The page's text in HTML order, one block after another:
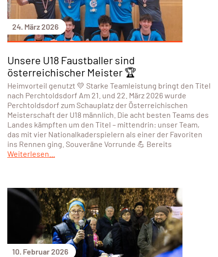
24. März 2026
Unsere U18 Faustballer sind
österreichischer Meister 🏆
Heimvorteil genutzt 💛 Starke Teamleistung bringt den Titel
nach Perchtoldsdorf Am 21. und 22. März 2026 wurde
Perchtoldsdorf zum Schauplatz der Österreichischen
Meisterschaft der U18 männlich. Die acht besten Teams des
Landes kämpften um den Titel – mittendrin: unser Team,
das mit vier Nationalkaderspielern als einer der Favoriten
ins Rennen ging. Souveräne Vorrunde 💪 Bereits
Weiterlesen...
10. Februar 2026